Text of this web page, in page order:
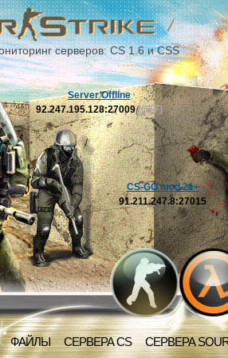
серверов: CS 1.6 и CSS
ФАЙЛЫ СЕРВЕРА CS СЕРВЕРА
Server Offline
92.247.195.128:27009[OFF]
CS-GO mod 21+
91.211.247.8:27015